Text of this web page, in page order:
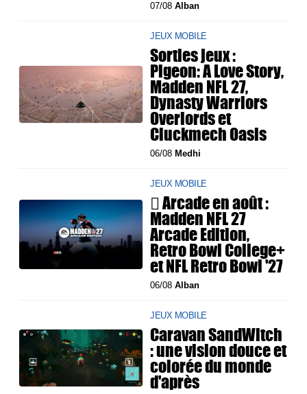
07/08Alban
JEUX MOBILE
Sorties jeux :
Pigeon: A Love Story,
Madden NFL 27,
Dynasty Warriors
Overlords et
Cluckmech Oasis
06/08 Medhi
JEUX MOBILE
 Arcade en août :
Madden NFL 27
Arcade Edition,
Retro Bowl College+
et NFL Retro Bowl '27
06/08Alban
JEUX MOBILE
Caravan SandWitch
: une vision douce et
colorée du monde
d'après